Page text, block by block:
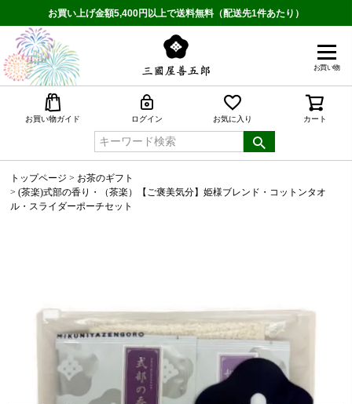
お買い上げ金額5,400円以上で送料無料（配送先1件あたり）
お買い物
お買い物ガイド ログイン お気に入り カート
トップページ
お茶のギフト
(茶楽)式部の香り・（茶楽）【ご褒美気分】姫様ブレンド・コットンタオ
ル・スライダーポーチセット